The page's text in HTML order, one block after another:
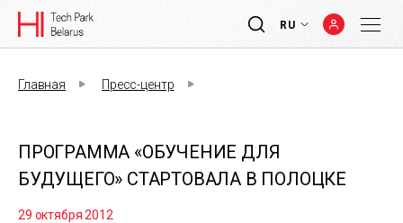
RU
Главная Пресс-центр
ПРОГРАММА «ОБУЧЕНИЕ ДЛЯ
БУДУЩЕГО» СТАРТОВАЛА В ПОЛОЦКЕ
29 октября 2012